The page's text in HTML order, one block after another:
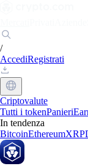
/
AccediRegistrati
Criptovalute
Tutti i tokenPanieri
In tendenza
BitcoinEthereumXRP